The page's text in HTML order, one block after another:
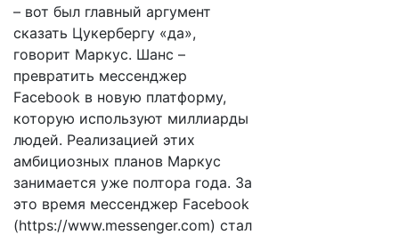
– вот был главный аргумент
сказать Цукербергу «да»,
говорит Маркус. Шанс –
превратить мессенджер
Facebook в новую платформу,
которую используют миллиарды
людей. Реализацией этих
амбициозных планов Маркус
занимается уже полтора года. За
это время мессенджер Facebook
(https://www.messenger.com) стал